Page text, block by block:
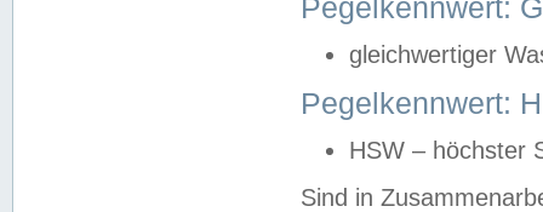
Pegelkennwert:
gleichwertiger
Pegelkennwert:
HSW – höchster
Sind in